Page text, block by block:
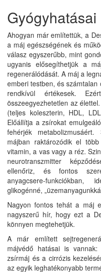
Gyógyhatásai
Ahogyan már említettük, a
a máj egészségének és
válasz egyszerűbb, mint
ugyanis elősegíthetjük a
regenerálódását. A máj a
emberi testben, és
rendkívül értékesek.
összeegyezhetetlen az
(teljes koleszterin, HDL,
Előállítja a zsírokat
fehérjék
májban raktározódik el
vitamin, a vas vagy a réz.
neurotranszmitter
ellenőriz, és fontos
anyagcsere-
glikogénné,
Nagyon fontos tehát a máj
nagyszerű hír, hogy ezt a
könnyen megtehetjük.
A már említett
májvédő hatásai is
zsírmáj és a cirrózis
az egyik leghatékonyabb